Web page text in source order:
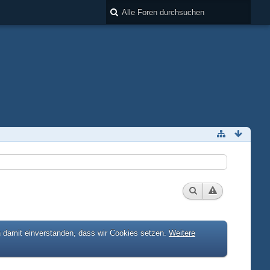
einverstanden, dass wir Cookies setzen. Weitere